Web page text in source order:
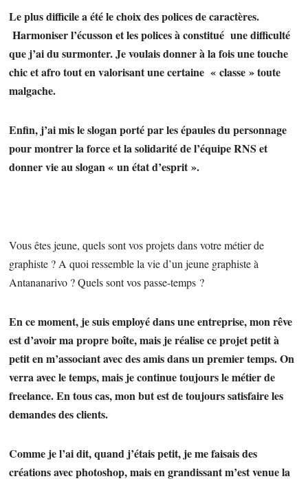
Le plus difficile a été le choix des polices de caractères.
Harmoniser l’écusson et les polices à constitué une difficulté
que j’ai du surmonter. Je voulais donner à la fois une touche
chic et afro tout en valorisant une certaine « classe » toute
malgache.
Enfin, j’ai mis le slogan porté par les épaules du personnage
pour montrer la force et la solidarité de l’équipe RNS et
donner vie au slogan « un état d’esprit ».
Vous êtes jeune, quels sont vos projets dans votre métier de
graphiste ? A quoi ressemble la vie d’un jeune graphiste à
Antananarivo ? Quels sont vos passe-temps ?
En ce moment, je suis employé dans une entreprise, mon rêve
est d’avoir ma propre boîte, mais je réalise ce projet petit à
petit en m’associant avec des amis dans un premier temps. On
verra avec le temps, mais je continue toujours le métier de
freelance. En tous cas, mon but est de toujours satisfaire les
demandes des clients.
Comme je l’ai dit, quand j’étais petit, je me faisais des
créations avec photoshop, mais en grandissant m’est venue la